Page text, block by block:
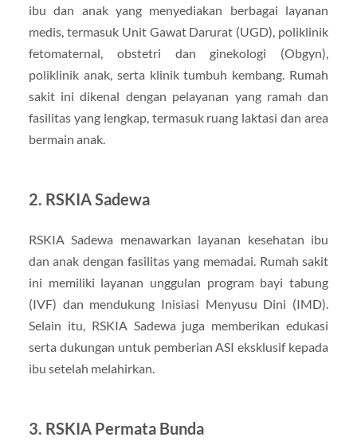
ibu dan anak yang menyediakan berbagai layanan
medis, termasuk Unit Gawat Darurat (UGD), poliklinik
fetomaternal, obstetri dan ginekologi (Obgyn),
poliklinik anak, serta klinik tumbuh kembang. Rumah
sakit ini dikenal dengan pelayanan yang ramah dan
fasilitas yang lengkap, termasuk ruang laktasi dan area
bermain anak.
2. RSKIA Sadewa
RSKIA Sadewa menawarkan layanan kesehatan ibu
dan anak dengan fasilitas yang memadai. Rumah sakit
ini memiliki layanan unggulan program bayi tabung
(IVF) dan mendukung Inisiasi Menyusu Dini (IMD).
Selain itu, RSKIA Sadewa juga memberikan edukasi
serta dukungan untuk pemberian ASI eksklusif kepada
ibu setelah melahirkan.
3. RSKIA Permata Bunda